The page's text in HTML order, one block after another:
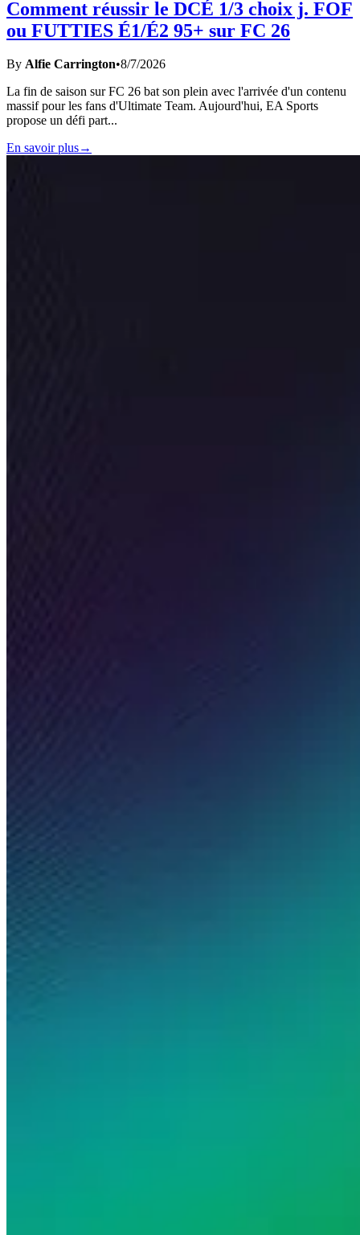
Comment réussir le DCÉ 1/3 choix j. FOF
ou FUTTIES É1/É2 95+ sur FC 26
By Alfie Carrington•8/7/2026
La fin de saison sur FC 26 bat son plein avec l'arrivée d'un contenu
massif pour les fans d'Ultimate Team. Aujourd'hui, EA Sports
propose un défi part...
En savoir plus→